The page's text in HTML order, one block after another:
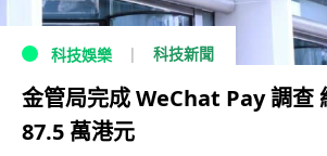
科技娛樂 科技新聞
金管局完成 WeChat Pay 調查
87.5 萬港元